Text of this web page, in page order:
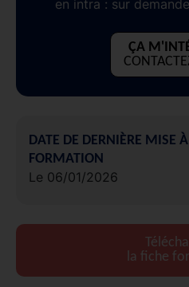
en intra : sur demande
ÇA
DATE DE DERNIÈRE MISE
FORMATION
Le 06/01/2026
la fiche